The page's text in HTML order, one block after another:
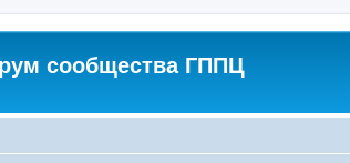
сообщества ГППЦ